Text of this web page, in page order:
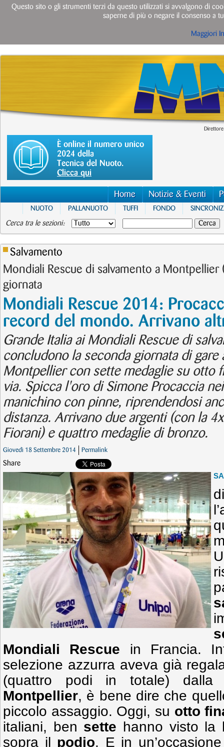
È online il numero unico
2024 della
Tecnica del Nuoto.
Clicca qui
Home Notizie & Eventi
NUOTO PALLANUOTO TUFFI FONDO
Cerca tra le sezioni:
Salvamento
Mondiali Rescue di salvamento a Montpellier
giornata
Mondiali Rescue 2014:
record del mondo. Arrivano
Grande Italia ai Mondiali Rescue di
concludono la seconda giornata di gare
Montpellier con sette medaglie su otto
via. Spicca l'oro di Simone Procaccia
manichino con pinne, riprendendosi
distanza. Arrivano due argenti (con la
Fiorani) e quattro medaglie di bronzo.
Giovedì 18 Settembre 2014 Permalink
Share
Mondiali Rescue in Francia.
selezione azzurra aveva già
(quattro podi in totale)
Montpellier, è bene dire che
piccolo assaggio. Oggi, su otto
italiani, ben sette hanno visto la
sopra il podio. E in
Questo sito o gli strumenti terzi da questo utilizzati si avvalgono di
saperne di più o negare il consenso a
Maggiori